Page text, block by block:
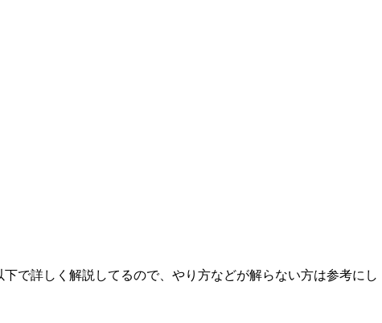
で詳しく解説してるので、やり方などが解らない方は参考にし